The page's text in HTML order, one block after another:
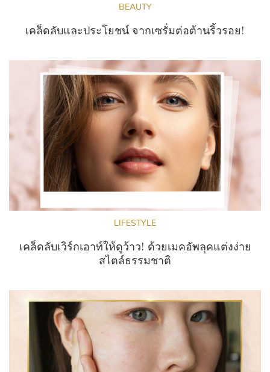
BEAUTY
เคล็ดลับและประโยชน์ จากเซรั่มต่อต้านริ้วรอย!
LIFESTYLE
เคล็ดลับเวิร์กเอาท์ให้ดูว้าว! ด้วยเมคอัพลุคแต่งง่าย
สไตล์ธรรมชาติ